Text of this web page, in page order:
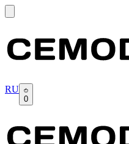
RU
0